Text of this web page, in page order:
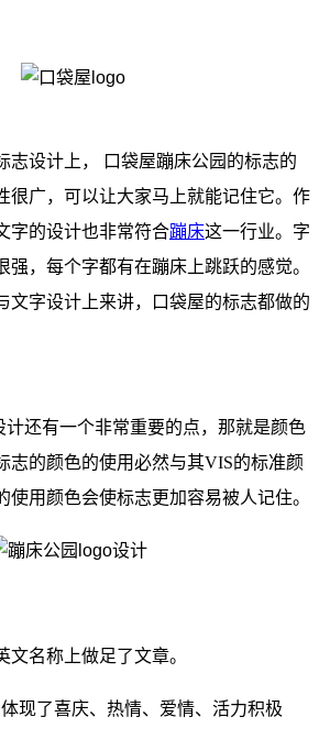
志设计上， 口袋屋蹦床公园的标志的
很广，可以让大家马上就能记住它。作
字的设计也非常符合蹦床这一行业。字
强，每个字都有在蹦床上跳跃的感觉。
文字设计上来讲，口袋屋的标志都做的
计还有一个非常重要的点，那就是颜色
志的颜色的使用必然与其VIS的标准颜
使用颜色会使标志更加容易被人记住。
文名称上做足了文章。
现了喜庆、热情、爱情、活力积极